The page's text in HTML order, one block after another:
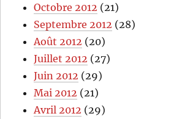
Octobre 2012 (21)
Septembre 2012 (28)
Août 2012 (20)
Juillet 2012 (27)
Juin 2012 (29)
Mai 2012 (21)
Avril 2012 (29)